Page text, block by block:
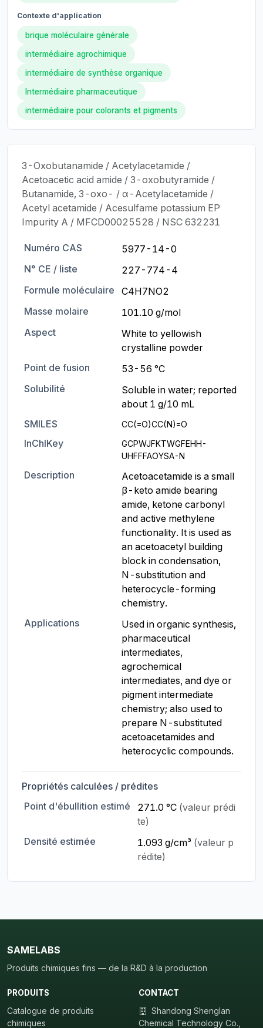
Contexte d'application
brique moléculaire générale
intermédiaire agrochimique
intermédiaire de synthèse organique
Intermédiaire pharmaceutique
intermédiaire pour colorants et pigments
3-Oxobutanamide / Acetylacetamide /
Acetoacetic acid amide / 3-oxobutyramide /
Butanamide, 3-oxo- / α-Acetylacetamide /
Acetyl acetamide / Acesulfame potassium EP
Impurity A / MFCD00025528 / NSC 632231
Numéro CAS
5977-14-0
N° CE / liste
227-774-4
Formule moléculaire
C4H7NO2
Masse molaire
101.10 g/mol
Aspect
White to yellowish
crystalline powder
Point de fusion
53-56 °C
Solubilité
Soluble in water; reported
about 1 g/10 mL
SMILES
CC(=O)CC(N)=O
InChIKey
GCPWJFKTWGFEHH-
UHFFFAOYSA-N
Description
Acetoacetamide is a small
β-keto amide bearing
amide, ketone carbonyl
and active methylene
functionality. It is used as
an acetoacetyl building
block in condensation,
N-substitution and
heterocycle-forming
chemistry.
Applications
Used in organic synthesis,
pharmaceutical
intermediates,
agrochemical
intermediates, and dye or
pigment intermediate
chemistry; also used to
prepare N-substituted
acetoacetamides and
heterocyclic compounds.
Propriétés calculées / prédites
Point d'ébullition estimé
271.0 °C (valeur prédi
te)
Densité estimée
1.093 g/cm³ (valeur p
rédite)
SAMELABS
Produits chimiques fins — de la R&D à la production
PRODUITS
Catalogue de produits
chimiques
CONTACT
Shandong Shenglan
Chemical Technology Co.,